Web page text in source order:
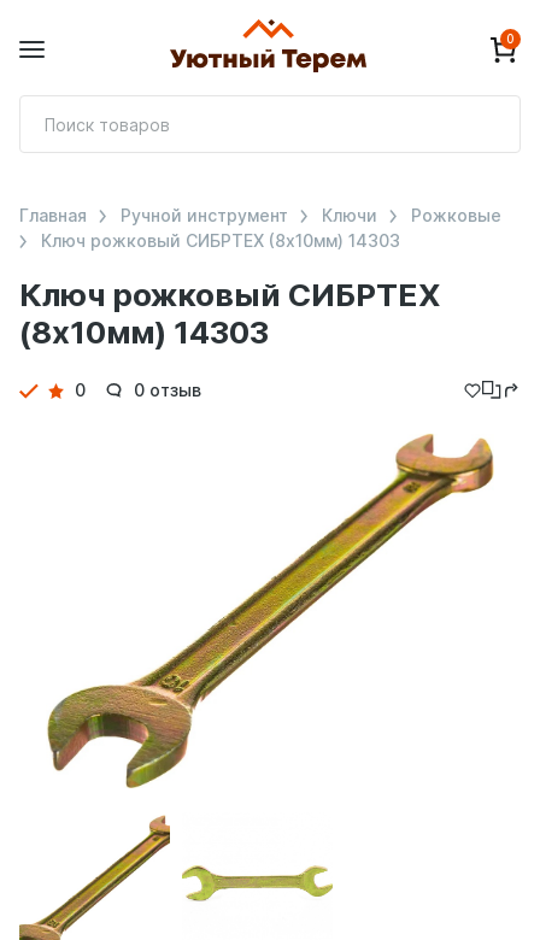
0
Ключ рожковый СИБРТЕХ
(8x10мм) 14303
Главная Ручной инструмент Ключи
Рожковые
Ключ рожковый СИБРТЕХ (8x10мм) 14303
Детали
0 0 отзыв